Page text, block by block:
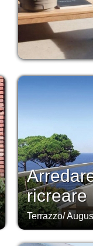
ricreare
Terrazzo/